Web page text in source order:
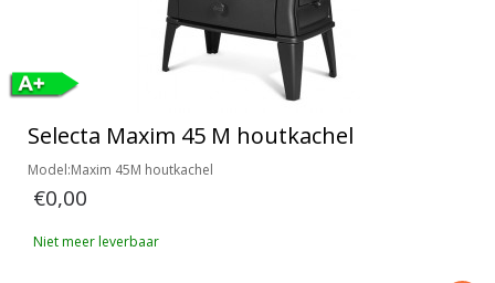
Selecta Maxim 45 M houtkachel
Model:Maxim 45M houtkachel
€0,00
Niet meer leverbaar